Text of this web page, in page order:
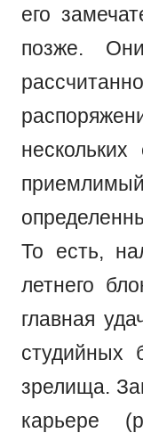
его
позже.
То есть,
летнего
главная
студийных
зрелища.
карьере